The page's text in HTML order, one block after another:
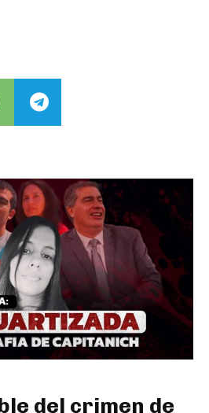
del crimen de